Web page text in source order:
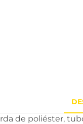
de poliéster,